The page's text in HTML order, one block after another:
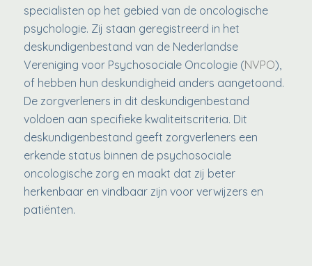
specialisten op het gebied van de oncologische
psychologie. Zij staan geregistreerd in het
deskundigenbestand van de Nederlandse
Vereniging voor Psychosociale Oncologie (NVPO),
of hebben hun deskundigheid anders aangetoond.
De zorgverleners in dit deskundigenbestand
voldoen aan specifieke kwaliteitscriteria. Dit
deskundigenbestand geeft zorgverleners een
erkende status binnen de psychosociale
oncologische zorg en maakt dat zij beter
herkenbaar en vindbaar zijn voor verwijzers en
patiënten.